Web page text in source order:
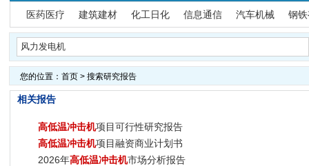
医药医疗 建筑建材 化工日化 信息通信 汽车机械 钢
您的位置： 首页> 搜索研究报告
相关报告
高低温冲击机项目可行性研究报告
高低温冲击机项目融资商业计划书
2026年高低温冲击机市场分析报告